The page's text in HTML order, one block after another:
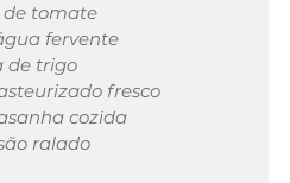
de tomate
fervente
de trigo
fresco
cozida
ralado